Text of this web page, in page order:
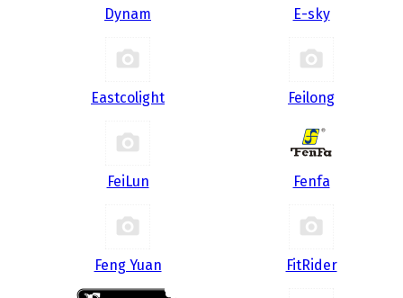
Dynam E-sky
Eastcolight Feilong
FeiLun Fenfa
Feng Yuan FitRider